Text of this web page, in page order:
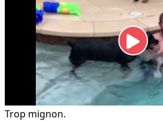
Trop mignon.